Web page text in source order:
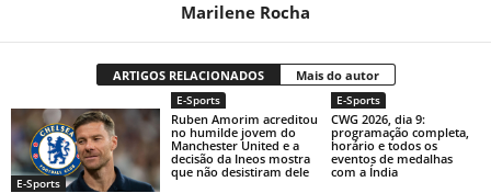
Marilene Rocha
ARTIGOS RELACIONADOS Mais do autor
E-Sports
E-Sports
Ruben Amorim acreditou
no humilde jovem do
Manchester United e a
decisão da Ineos mostra
que não desistiram dele
E-Sports
CWG 2026, dia 9:
programação completa,
horário e todos os
eventos de medalhas
com a Índia